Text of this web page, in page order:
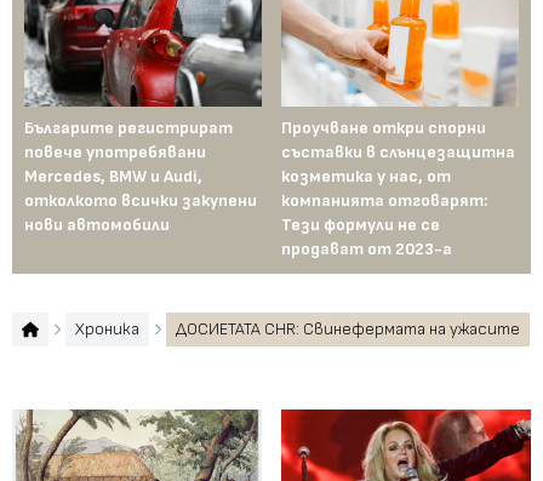
Българите регистрират
повече употребявани
Mercedes, BMW и Audi,
отколкото всички закупени
нови автомобили
Проучване откри спорни
съставки в слънцезащитна
козметика у нас, от
компанията отговарят:
Тези формули не се
продават от 2023-а
Хроника ДОСИЕТАТА CHR: Свинефермата на ужасите